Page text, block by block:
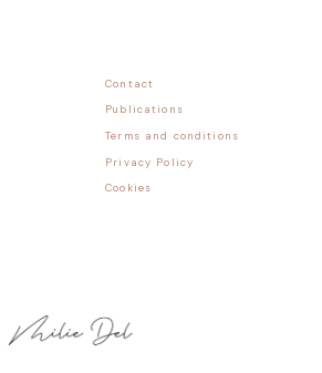
Contact
Publications
Terms and conditions
Privacy Policy
Cookies